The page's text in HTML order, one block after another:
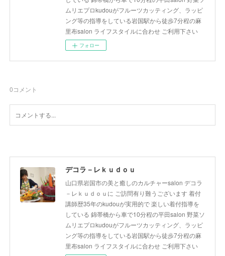
ムリエプロkudouがフルーツカッティング、ラッピ
ング等の指導をしている岩国駅から徒歩7分程の麻
里布salon ライフスタイルに合わせ ご利用下さい
フォロー
0コメント
デコラ－レｋｕｄｏｕ
山口県岩国市の美と癒しのカルチャーsalon デコラ
－レｋｕｄｏｕに ご訪問有り難うございます 着付
講師歴35年のkudouが実用的で 楽しい着付指導を
している 錦帯橋から車で10分程の平田salon 野菜ソ
ムリエプロkudouがフルーツカッティング、ラッピ
ング等の指導をしている岩国駅から徒歩7分程の麻
里布salon ライフスタイルに合わせ ご利用下さい